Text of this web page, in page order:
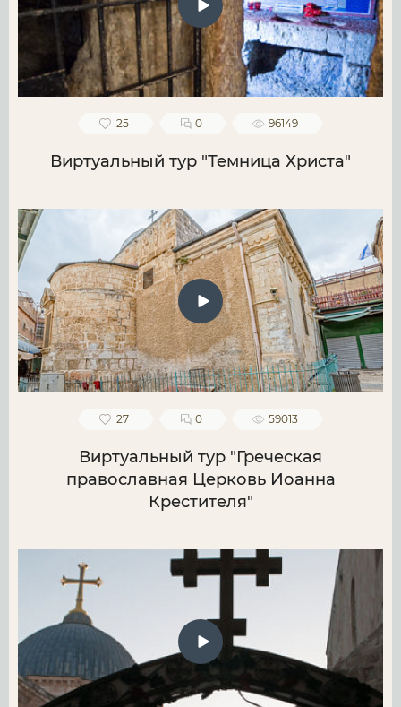
25 0 96149
Виртуальный тур "Темница Христа"
27 0 59013
Виртуальный тур "Греческая
православная Церковь Иоанна
Крестителя"